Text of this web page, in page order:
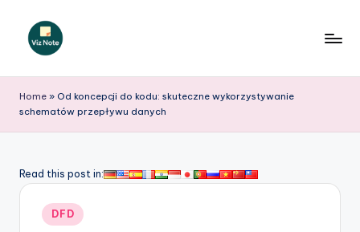
iz
N
t
Home » Od koncepcji do kodu: skuteczne wykorzystywanie
schematów przepływu danych
Read this post in:
Posted
in
DFD